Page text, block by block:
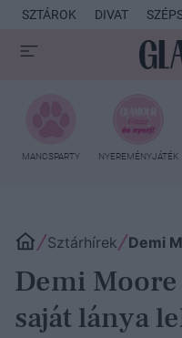
SZTÁROK DIVAT
MANCSPARTY NYEREMÉNYJÁTÉK
Sztárhírek Demi
Demi Moore
saját lánya